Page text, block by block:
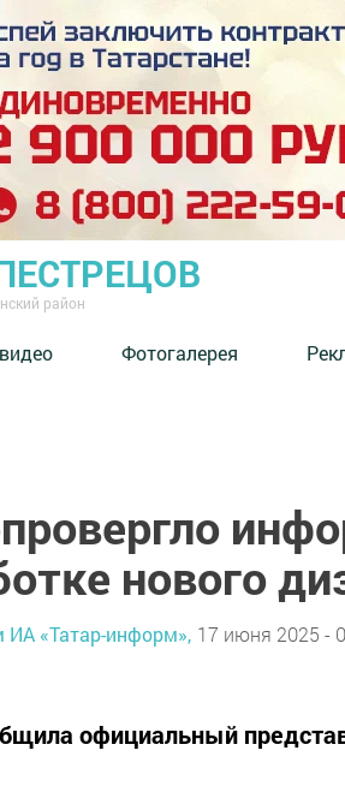
район
Фотогалерея
нового
ИА «Татар-информ», 17 июня 2025 -
официальный